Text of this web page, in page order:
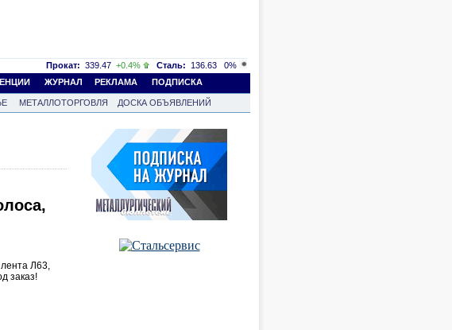
Прокат: 339.47 +0.4% Сталь: 136.63
0%
ЖУРНАЛ РЕКЛАМА ПОДПИСКА
МЕТАЛЛОТОРГОВЛЯ
ДОСКА ОБЪЯВЛЕНИЙ
Л63,
заказ!